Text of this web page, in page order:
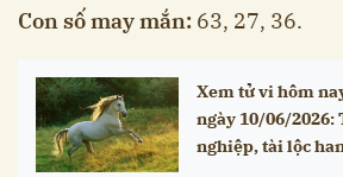
Con số may mắn: 63, 27, 36.
Xem tử vi hôm
ngày 10/06/2026:
nghiệp, tài lộc